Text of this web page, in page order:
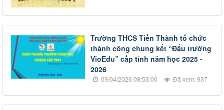
Trường THCS Tiến Thành tổ chức
thành công chung kết “Đấu trường
VioEdu” cấp tỉnh năm học 2025 -
2026
09/04/2026 08:53:00 Đã xem: 937